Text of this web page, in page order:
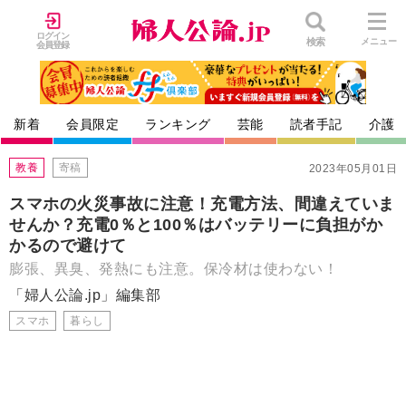
ログイン
会員登録
検索 メニュー
新着 会員限定 ランキング 芸能 読者手記 介護
2023年05月01日
教養 寄稿
スマホの火災事故に注意！充電方法、間違えていま
せんか？充電0％と100％はバッテリーに負担がか
かるので避けて
膨張、異臭、発熱にも注意。保冷材は使わない！
「婦人公論.jp」編集部
スマホ 暮らし